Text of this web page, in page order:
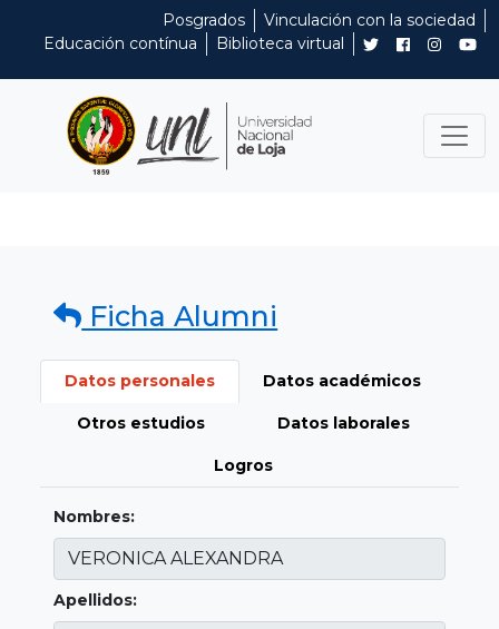
Posgrados
Vinculación con la sociedad
Educación contínua
Biblioteca virtual
Ficha Alumni
Datos personales Datos académicos
Otros estudios Datos laborales
Logros
Nombres:
Apellidos: